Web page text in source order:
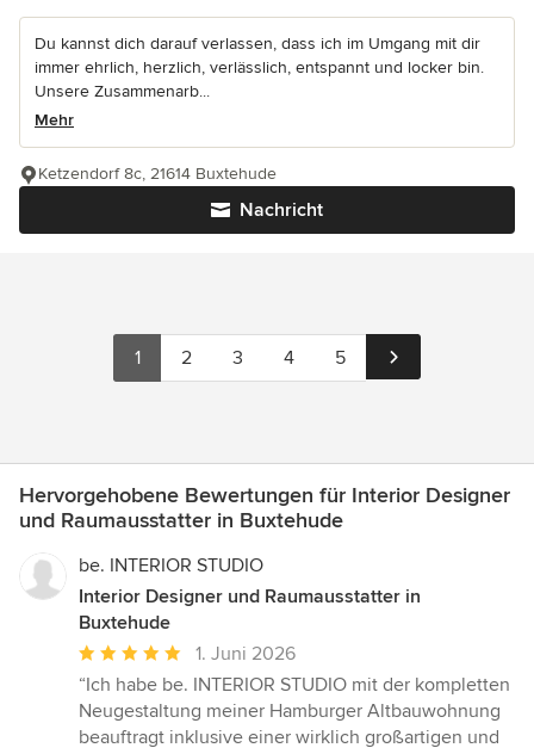
Du kannst dich darauf verlassen, dass ich im Umgang mit dir
immer ehrlich, herzlich, verlässlich, entspannt und locker bin.
Unsere Zusammenarb...
Mehr
Nachricht
Ketzendorf 8c, 21614 Buxtehude
1 2 3 4 5
Hervorgehobene Bewertungen für Interior Designer
und Raumausstatter in Buxtehude
be. INTERIOR STUDIO
Interior Designer und Raumausstatter in
Buxtehude
Durchschnittliche
Bewertung:
5
von
1. Juni 2026
“Ich habe be. INTERIOR STUDIO mit der kompletten
Neugestaltung meiner Hamburger Altbauwohnung
beauftragt inklusive einer wirklich großartigen und